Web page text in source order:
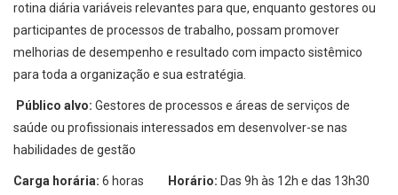
rotina diária variáveis relevantes para que, enquanto gestores ou
participantes de processos de trabalho, possam promover
melhorias de desempenho e resultado com impacto sistêmico
para toda a organização e sua estratégia.
Público alvo: Gestores de processos e áreas de serviços de
saúde ou profissionais interessados em desenvolver-se nas
habilidades de gestão
Carga horária: 6 horas Horário: Das 9h às 12h e das 13h30